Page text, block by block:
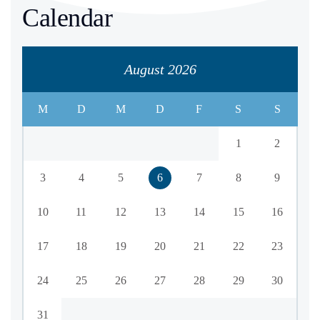
Calendar
August 2026
M D M D F S S
1 2
3 4 5 6 7 8 9
10 11 12 13 14 15 16
17 18 19 20 21 22 23
24 25 26 27 28 29 30
31